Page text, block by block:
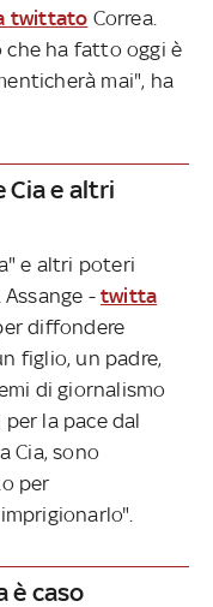
twittato Correa.
che ha fatto oggi è
mai", ha
Cia e altri
e altri poteri
Assange -twitta
diffondere
figlio, un padre,
di giornalismo
la pace dal
Cia, sono
per
è caso